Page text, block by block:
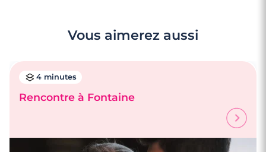
Vous aimerez aussi
4 minutes
Rencontre à Fontaine